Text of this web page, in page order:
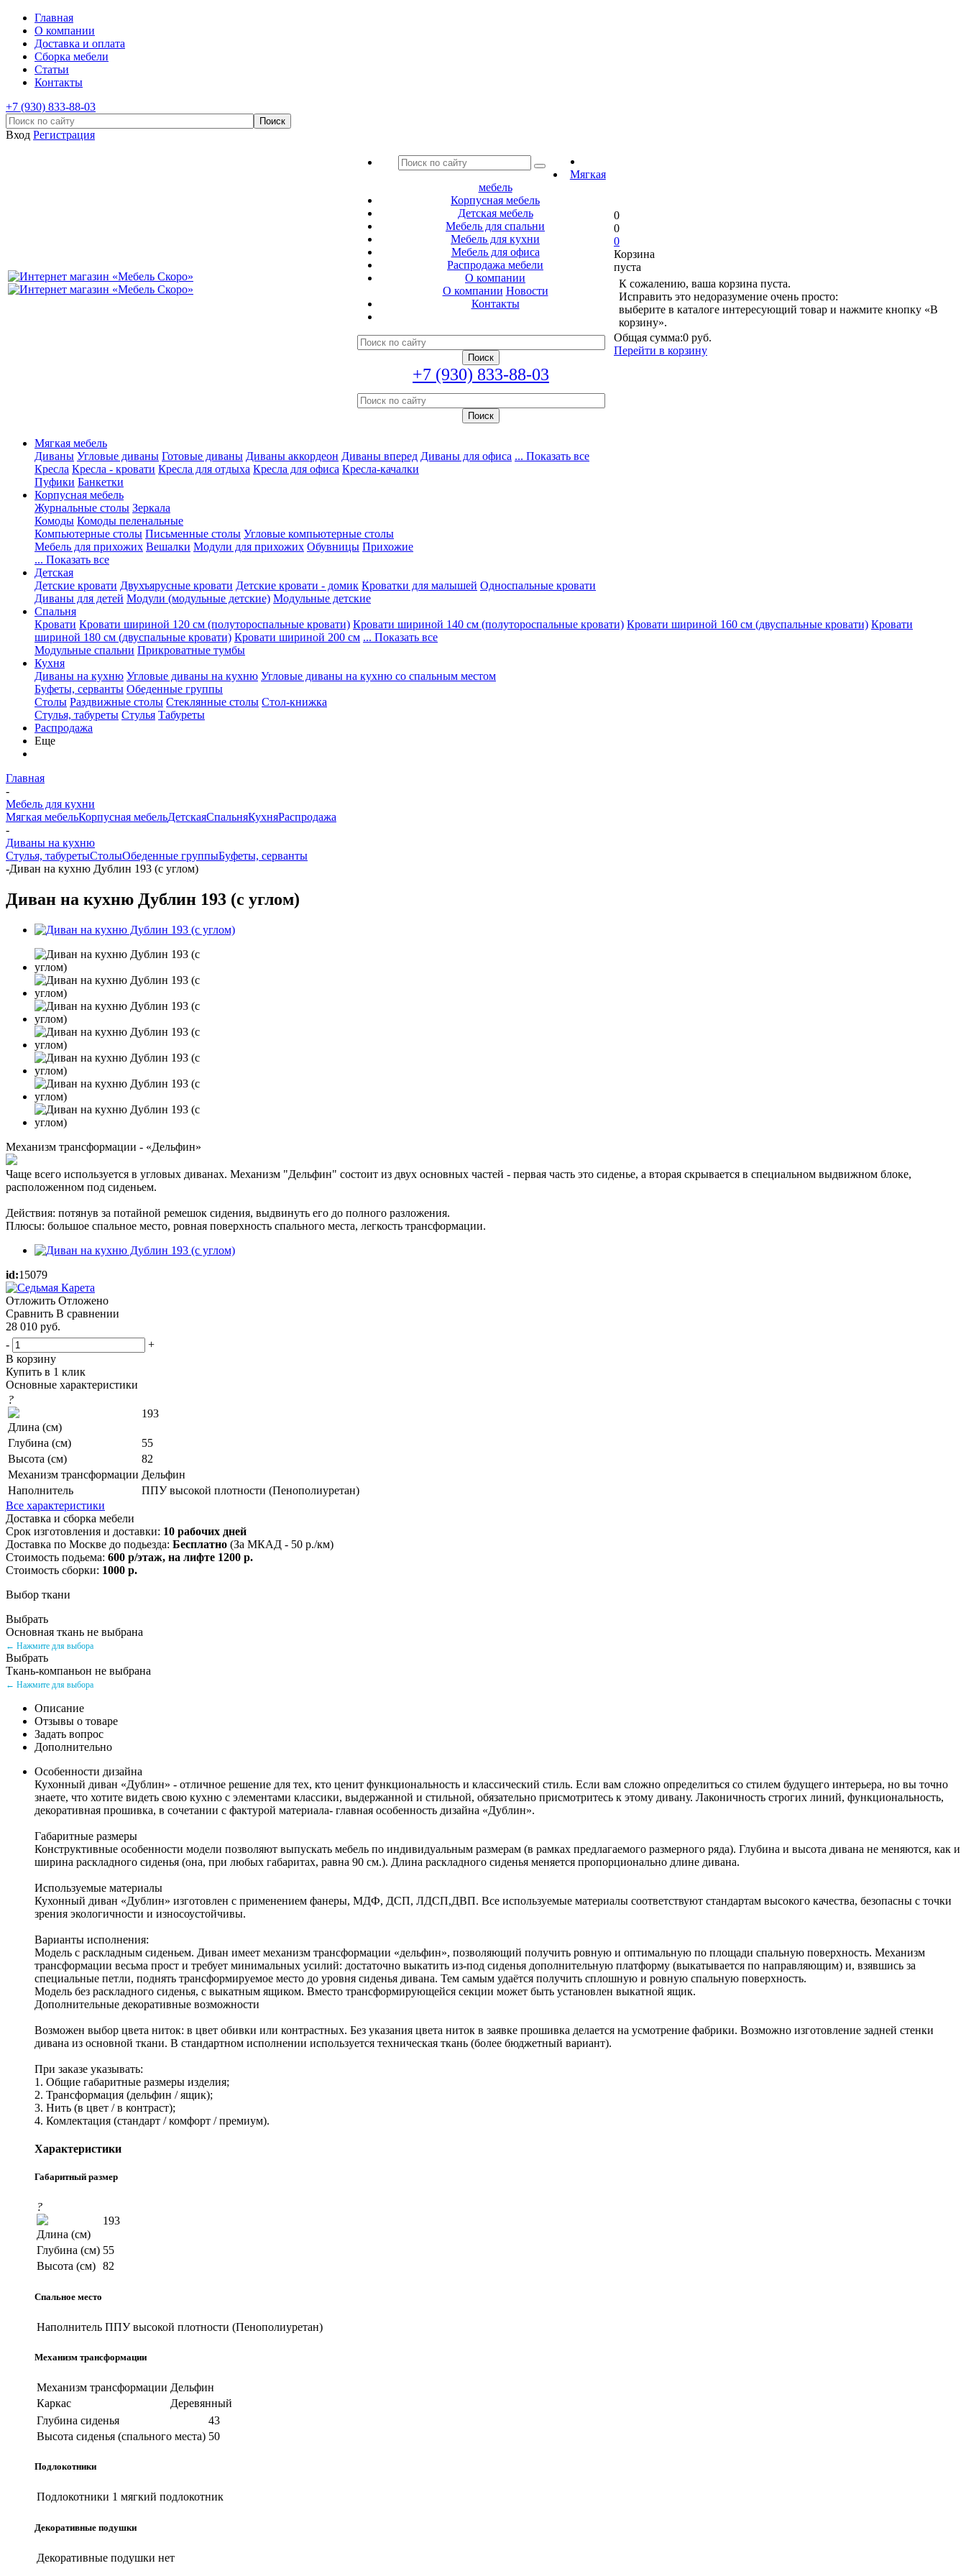
Главная
О компании
Доставка и оплата
Сборка мебели
Статьи
Контакты
+7 (930) 833-88-03
Вход Регистрация
Мягкая
мебель
Корпусная мебель
Детская мебель
Мебель для спальни
Мебель для кухни
Мебель для офиса
Распродажа мебели
О компании
О компании Новости
Контакты
+7 (930) 833-88-03
0
0
0
Корзина
пуста
К сожалению, ваша корзина пуста.
Исправить это недоразумение очень просто:
выберите в каталоге интересующий товар и нажмите кнопку «В
корзину».
Общая сумма:0 руб.
Перейти в корзину
Мягкая мебель
Диваны Угловые диваны Готовые диваны Диваны аккордеон Диваны вперед Диваны для офиса ... Показать все
Кресла Кресла - кровати Кресла для отдыха Кресла для офиса Кресла-качалки
Пуфики Банкетки
Корпусная мебель
Журнальные столы Зеркала
Комоды Комоды пеленальные
Компьютерные столы Письменные столы Угловые компьютерные столы
Мебель для прихожих Вешалки Модули для прихожих Обувницы Прихожие
... Показать все
Детская
Детские кровати Двухъярусные кровати Детские кровати - домик Кроватки для малышей Односпальные кровати
Диваны для детей Модули (модульные детские) Модульные детские
Спальня
Кровати Кровати шириной 120 см (полутороспальные кровати) Кровати шириной 140 см (полутороспальные кровати) Кровати шириной 160 см (двуспальные кровати) Кровати
шириной 180 см (двуспальные кровати) Кровати шириной 200 см ... Показать все
Модульные спальни Прикроватные тумбы
Кухня
Диваны на кухню Угловые диваны на кухню Угловые диваны на кухню со спальным местом
Буфеты, серванты Обеденные группы
Столы Раздвижные столы Стеклянные столы Стол-книжка
Стулья, табуреты Стулья Табуреты
Распродажа
Еще
Главная
-
Мебель для кухни
Мягкая мебельКорпусная мебельДетскаяСпальняКухняРаспродажа
-
Диваны на кухню
Стулья, табуретыСтолыОбеденные группыБуфеты, серванты
-Диван на кухню Дублин 193 (с углом)
Диван на кухню Дублин 193 (с углом)
Механизм трансформации - «Дельфин»
Чаще всего используется в угловых диванах. Механизм "Дельфин" состоит из двух основных частей - первая часть это сиденье, а вторая скрывается в специальном выдвижном блоке,
расположенном под сиденьем.
Действия: потянув за потайной ремешок сидения, выдвинуть его до полного разложения.
Плюсы: большое спальное место, ровная поверхность спального места, легкость трансформации.
id:15079
Отложить Отложено
Сравнить В сравнении
28 010 руб.
-
+
В корзину
Купить в 1 клик
Основные характеристики
?
Длина (см)
193
Глубина (см)
55
Высота (см)
82
Механизм трансформации Дельфин
Наполнитель
ППУ высокой плотности (Пенополиуретан)
Все характеристики
Доставка и сборка мебели
Срок изготовления и доставки: 10 рабочих дней
Доставка по Москве до подьезда: Бесплатно (За МКАД - 50 р./км)
Стоимость подьема: 600 р/этаж, на лифте 1200 р.
Стоимость сборки: 1000 р.
Выбор ткани
Выбрать
Основная ткань не выбрана
← Нажмите для выбора
Выбрать
Ткань-компаньон не выбрана
← Нажмите для выбора
Описание
Отзывы о товаре
Задать вопрос
Дополнительно
Особенности дизайна
Кухонный диван «Дублин» - отличное решение для тех, кто ценит функциональность и классический стиль. Если вам сложно определиться со стилем будущего интерьера, но вы точно
знаете, что хотите видеть свою кухню с элементами классики, выдержанной и стильной, обязательно присмотритесь к этому дивану. Лаконичность строгих линий, функциональность,
декоративная прошивка, в сочетании с фактурой материала- главная особенность дизайна «Дублин».
Габаритные размеры
Конструктивные особенности модели позволяют выпускать мебель по индивидуальным размерам (в рамках предлагаемого размерного ряда). Глубина и высота дивана не меняются, как и
ширина раскладного сиденья (она, при любых габаритах, равна 90 см.). Длина раскладного сиденья меняется пропорционально длине дивана.
Используемые материалы
Кухонный диван «Дублин» изготовлен с применением фанеры, МДФ, ДСП, ЛДСП,ДВП. Все используемые материалы соответствуют стандартам высокого качества, безопасны с точки
зрения экологичности и износоустойчивы.
Варианты исполнения:
Модель с раскладным сиденьем. Диван имеет механизм трансформации «дельфин», позволяющий получить ровную и оптимальную по площади спальную поверхность. Механизм
трансформации весьма прост и требует минимальных усилий: достаточно выкатить из-под сиденья дополнительную платформу (выкатывается по направляющим) и, взявшись за
специальные петли, поднять трансформируемое место до уровня сиденья дивана. Тем самым удаётся получить сплошную и ровную спальную поверхность.
Модель без раскладного сиденья, с выкатным ящиком. Вместо трансформирующейся секции может быть установлен выкатной ящик.
Дополнительные декоративные возможности
Возможен выбор цвета ниток: в цвет обивки или контрастных. Без указания цвета ниток в заявке прошивка делается на усмотрение фабрики. Возможно изготовление задней стенки
дивана из основной ткани. В стандартном исполнении используется техническая ткань (более бюджетный вариант).
При заказе указывать:
1. Общие габаритные размеры изделия;
2. Трансформация (дельфин / ящик);
3. Нить (в цвет / в контраст);
4. Комлектация (стандарт / комфорт / премиум).
Характеристики
Габаритный размер
?
Длина (см)
193
Глубина (см) 55
Высота (см) 82
Спальное место
Наполнитель ППУ высокой плотности (Пенополиуретан)
Механизм трансформации
Механизм трансформации Дельфин
Каркас
Деревянный
Глубина сиденья
43
Высота сиденья (спального места) 50
Подлокотники
Подлокотники 1 мягкий подлокотник
Декоративные подушки
Декоративные подушки нет